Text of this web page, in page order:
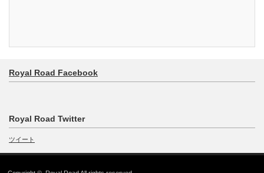
Royal Road Facebook
Royal Road Twitter
ツイート